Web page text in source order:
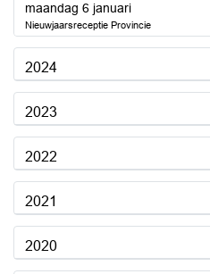
maandag 6 januari2025
Nieuwjaarsreceptie Provincie
2024
2023
2022
2021
2020